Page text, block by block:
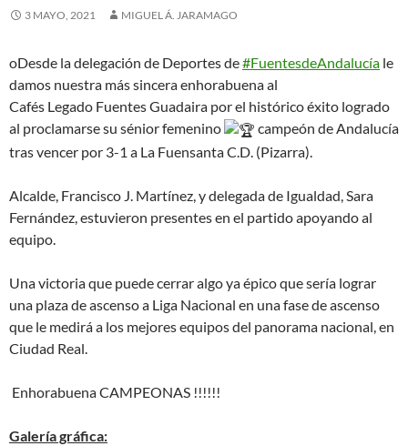
3 MAYO, 2021 MIGUEL Á. JARAMAGO
oDesde la delegación de Deportes de#FuentesdeAndalucía le
damos nuestra más sincera enhorabuena al
Cafés Legado Fuentes Guadaira por el histórico éxito logrado
al proclamarse su sénior femenino
campeón de Andalucía
tras vencer por 3-1 a La Fuensanta C.D. (Pizarra).
Alcalde, Francisco J. Martínez, y delegada de Igualdad, Sara
Fernández, estuvieron presentes en el partido apoyando al
equipo.
Una victoria que puede cerrar algo ya épico que sería lograr
una plaza de ascenso a Liga Nacional en una fase de ascenso
que le medirá a los mejores equipos del panorama nacional, en
Ciudad Real.
Enhorabuena CAMPEONAS !!!!!!
Galería gráfica: